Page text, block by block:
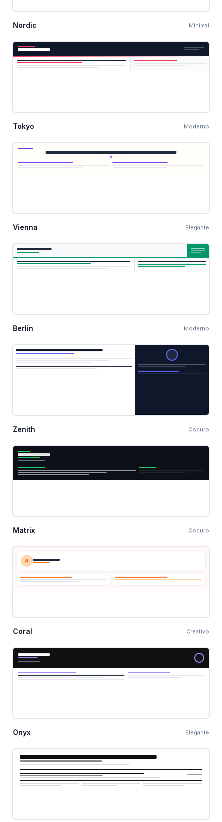
Nordic Minimal
Tokyo Moderno
Vienna Elegante
Berlin Moderno
Zenith Oscuro
Matrix Oscuro
A
Coral Creativo
Onyx Elegante